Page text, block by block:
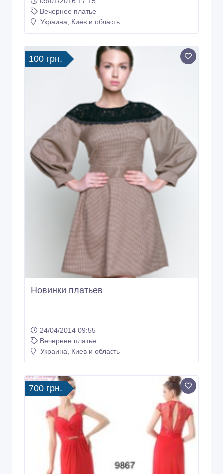
Вечернее платье
Украина, Киев и область
100 грн.
Новинки платьев
24/04/2014 09:55
Вечернее платье
Украина, Киев и область
700 грн.